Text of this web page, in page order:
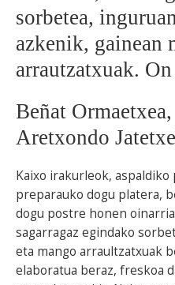
sorbetea,
azkenik, gainean
arrautzatxuak.
Beñat Ormaetxea,
Aretxondo
Kaixo irakurleok,
preparauko dogu platera,
dogu postre honen
sagarragaz egindako
eta mango arraultzatxuak
elaboratua beraz, freskoa